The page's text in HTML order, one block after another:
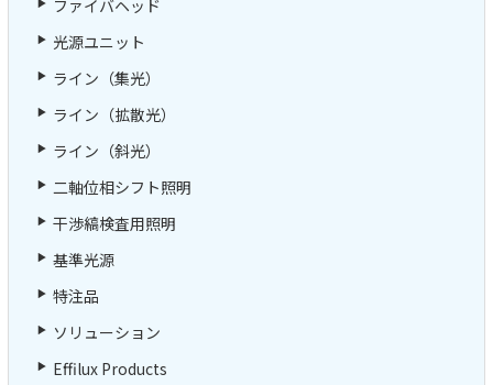
ファイバヘッド
光源ユニット
ライン（集光）
ライン（拡散光）
ライン（斜光）
二軸位相シフト照明
干渉縞検査用照明
基準光源
特注品
ソリューション
Effilux Products